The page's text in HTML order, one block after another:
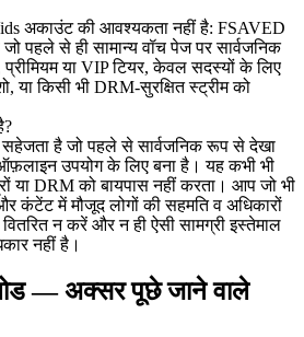
अकाउंट की आवश्यकता नहीं है: FSAVED
पहले से ही सामान्य वॉच पेज पर सार्वजनिक
या VIP टियर, केवल सदस्यों के लिए
या किसी भी DRM-सुरक्षित स्ट्रीम को
सहेजता है जो पहले से सार्वजनिक रूप से देखा
उपयोग के लिए बना है। यह कभी भी
या DRM को बायपास नहीं करता। आप जो भी
कंटेंट में मौजूद लोगों की सहमति व अधिकारों
न करें और न ही ऐसी सामग्री इस्तेमाल
नहीं है।
— अक्सर पूछे जाने वाले